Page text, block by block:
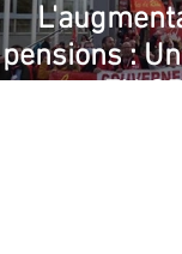
pensions :